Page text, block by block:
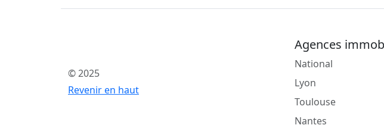
© 2025
Revenir en haut
Agences
National
Lyon
Toulouse
Nantes